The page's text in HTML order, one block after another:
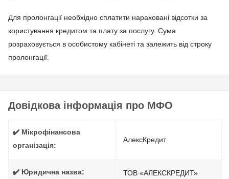
Для пролонгації необхідно сплатити нараховані відсотки за
користування кредитом та плату за послугу. Сума
розраховується в особистому кабінеті та залежить від строку
пролонгації.
Довідкова інформація про МФО
✔️ Мікрофінансова
організація:
АлексКредит
✔️ Юридична назва: ТОВ «АЛЕКСКРЕДИТ»